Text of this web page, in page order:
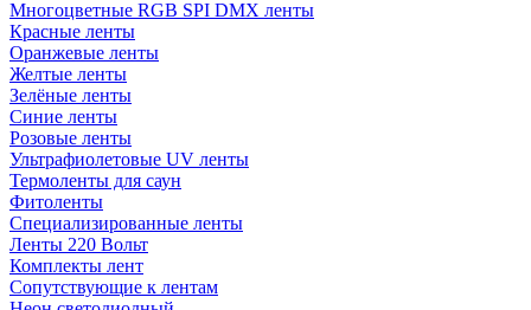
Многоцветные RGB SPI DMX ленты
Красные ленты
Оранжевые ленты
Желтые ленты
Зелёные ленты
Синие ленты
Розовые ленты
Ультрафиолетовые UV ленты
Термоленты для саун
Фитоленты
Специализированные ленты
Ленты 220 Вольт
Комплекты лент
Сопутствующие к лентам